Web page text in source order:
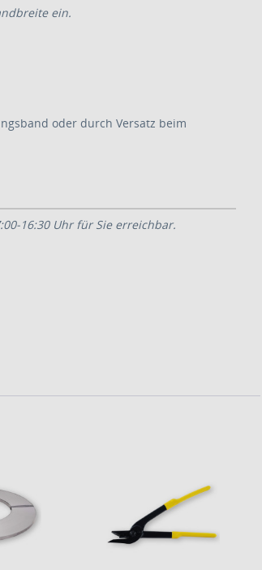
ein.
oder durch Versatz beim
16:30 Uhr für Sie erreichbar.